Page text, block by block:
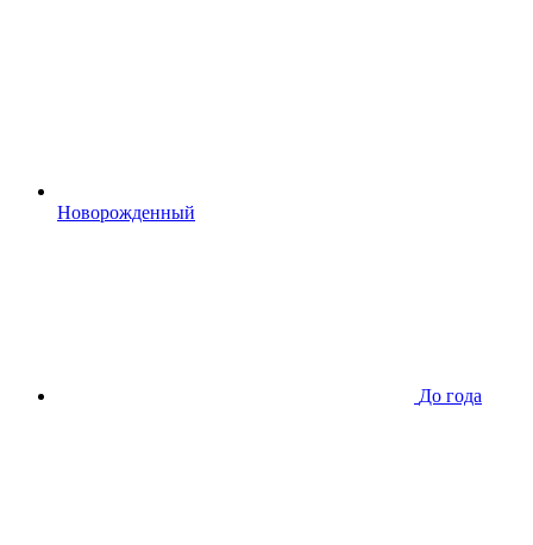
Новорожденный
До года